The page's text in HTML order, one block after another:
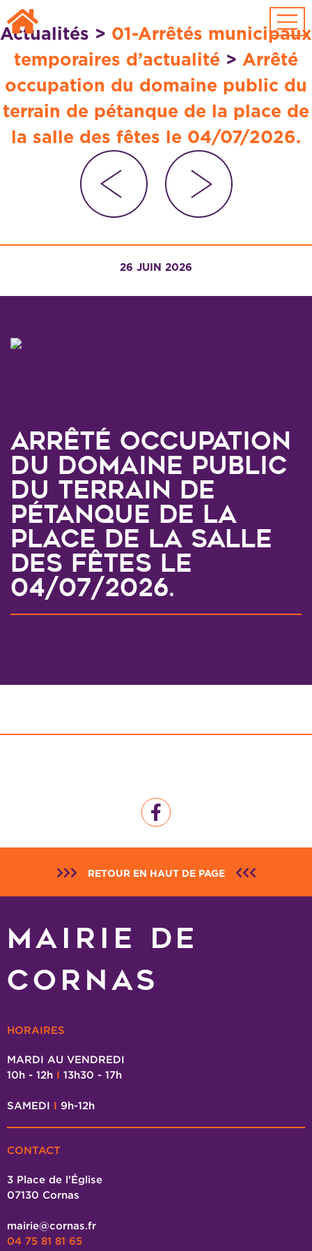
Passer au contenu principal
Actualités > 01-Arrêtés municipaux
temporaires d’actualité > Arrêté
occupation du domaine public du
terrain de pétanque de la place de
la salle des fêtes le 04/07/2026.
26 JUIN 2026
Arrêté occupation
du domaine public
du terrain de
pétanque de la
place de la salle
des fêtes le
04/07/2026.
RETOUR EN HAUT DE PAGE
MAIRIE DE
CORNAS
HORAIRES
MARDI AU VENDREDI
10h - 12h I 13h30 - 17h
SAMEDI I 9h-12h
CONTACT
3 Place de l'Église
07130 Cornas
mairie@cornas.fr
04 75 81 81 65